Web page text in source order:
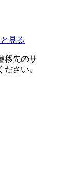
見る
移先のサ
さい。